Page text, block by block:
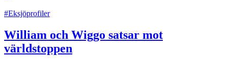
#Eksjöprofiler
William och Wiggo satsar mot
världstoppen